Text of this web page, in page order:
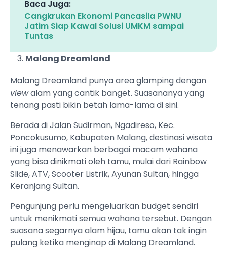
Baca Juga:
Cangkrukan Ekonomi Pancasila PWNU
Jatim Siap Kawal Solusi UMKM sampai
Tuntas
Malang Dreamland
Malang Dreamland punya area glamping dengan
viewalam yang cantik banget. Suasananya yang
tenang pasti bikin betah lama-lama di sini.
Berada di Jalan Sudirman, Ngadireso, Kec.
Poncokusumo, Kabupaten Malang, destinasi wisata
ini juga menawarkan berbagai macam wahana
yang bisa dinikmati oleh tamu, mulai dari Rainbow
Slide, ATV, Scooter Listrik, Ayunan Sultan, hingga
Keranjang Sultan.
Pengunjung perlu mengeluarkan budget sendiri
untuk menikmati semua wahana tersebut. Dengan
suasana segarnya alam hijau, tamu akan tak ingin
pulang ketika menginap di Malang Dreamland.